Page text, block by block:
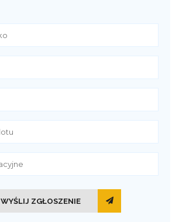
WYŚLIJ ZGŁOSZENIE